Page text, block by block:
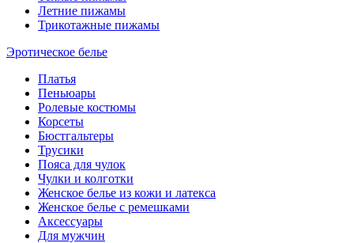
Летние пижамы
Трикотажные пижамы
Эротическое белье
Платья
Пеньюары
Ролевые костюмы
Корсеты
Бюстгальтеры
Трусики
Пояса для чулок
Чулки и колготки
Женское белье из кожи и латекса
Женское белье с ремешками
Аксессуары
Для мужчин